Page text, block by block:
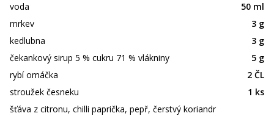
voda
50 ml
mrkev
3 g
kedlubna
3 g
čekankový sirup 5 % cukru 71 % vlákniny
5 g
rybí omáčka
2 ČL
stroužek česneku
1 ks
šťáva z citronu, chilli paprička, pepř, čerstvý koriandr